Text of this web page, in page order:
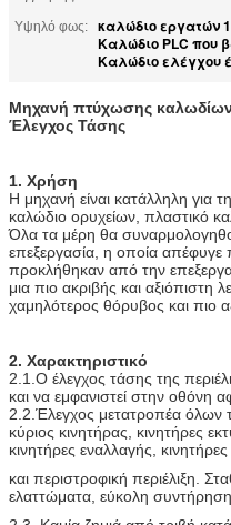
Υψηλό φως: καλώδιο εργατών
Καλώδιο PLC που
Καλώδιο ελέγχου
Μηχανή πτύχωσης
Έλεγχος Τάσης
1. Χρήση
Η μηχανή είναι κατάλληλη για
καλώδιο ορυχείων, πλαστικό
Όλα τα μέρη θα
επεξεργασία, η οποία
προκλήθηκαν από την
μια πιο ακριβής και αξιόπιστη
χαμηλότερος θόρυβος και πιο
2. Χαρακτηριστικό
2.1. Ο έλεγχος τάσης της
και να εμφανιστεί στην οθόνη
2.2. Έλεγχος μετατροπέα όλων
κύριος κινητήρας, κινητήρες
κινητήρες εναλλαγής,
και περιστροφική περιέλιξη.
ελαττώματα, εύκολη συντήρηση.